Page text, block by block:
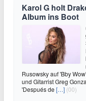
Karol G holt
Album ins Boot
Rusowsky auf 'Bby
und Gitarrist Greg
'Después de […] (00)